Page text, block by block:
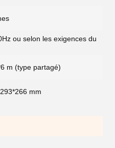
ou selon les exigences du
m (type partagé)
mm